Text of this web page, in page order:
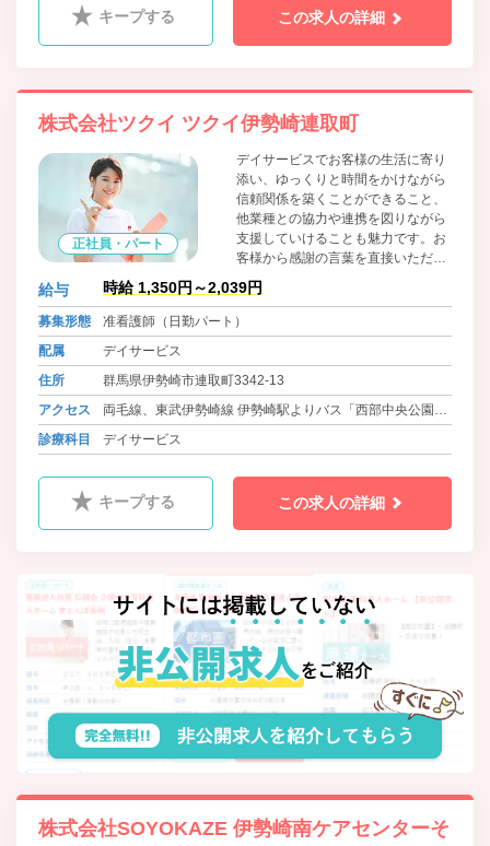
キープする この求人の詳細
株式会社ツクイ ツクイ伊勢崎連取町
正社員・パート
デイサービスでお客様の生活に寄り
添い、ゆっくりと時間をかけながら
信頼関係を築くことができること、
他業種との協力や連携を図りながら
支援していけることも魅力です。お
客様から感謝の言葉を直接いただけ
ることがやりがいにも繋がります。
日勤の勤務でワークライフバランス
に合わせた働き方ができます。
給与 時給 1,350円～2,039円
募集形態
准看護師（日勤パート）
配属
デイサービス
住所
群馬県伊勢崎市連取町3342‐13
アクセス
両毛線、東武伊勢崎線 伊勢崎駅よりバス「西部中央公園」
下車 徒歩4分
診療科目 デイサービス
キープする この求人の詳細
株式会社SOYOKAZE 伊勢崎南ケアセンターそ